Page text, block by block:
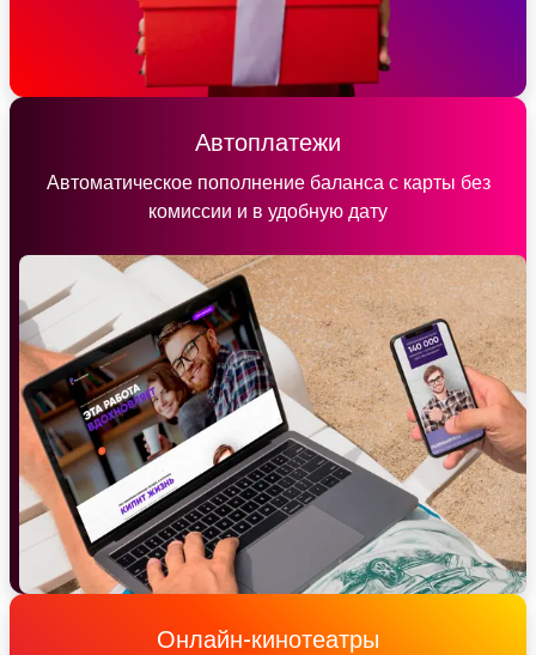
Автоплатежи
Автоматическое пополнение баланса с карты без
комиссии и в удобную дату
Онлайн-кинотеатры